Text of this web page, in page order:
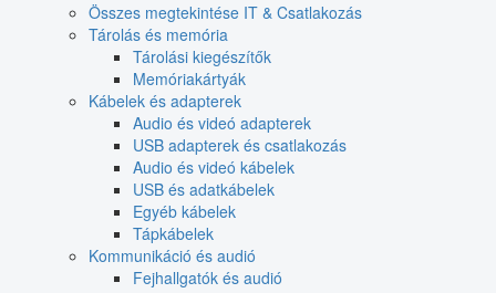
Összes megtekintése IT & Csatlakozás
Tárolás és memória
Tárolási kiegészítők
Memóriakártyák
Kábelek és adapterek
Audio és videó adapterek
USB adapterek és csatlakozás
Audio és videó kábelek
USB és adatkábelek
Egyéb kábelek
Tápkábelek
Kommunikáció és audió
Fejhallgatók és audió